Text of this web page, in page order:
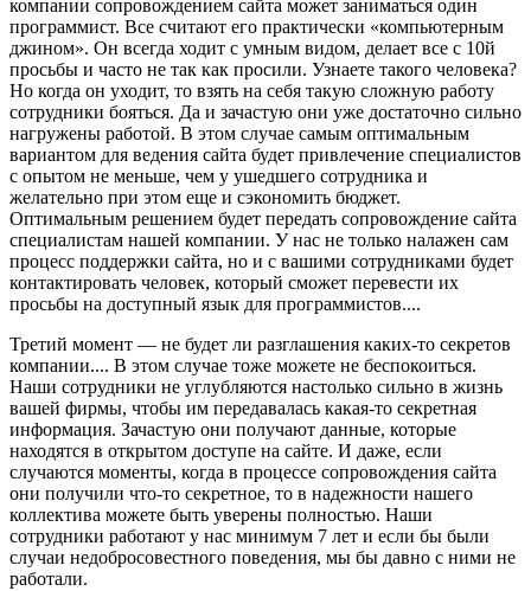
компании сопровождением сайта может заниматься один
программист. Все считают его практически «компьютерным
джином». Он всегда ходит с умным видом, делает все с 10й
просьбы и часто не так как просили. Узнаете такого человека?
Но когда он уходит, то взять на себя такую сложную работу
сотрудники бояться. Да и зачастую они уже достаточно сильно
нагружены работой. В этом случае самым оптимальным
вариантом для ведения сайта будет привлечение специалистов
с опытом не меньше, чем у ушедшего сотрудника и
желательно при этом еще и сэкономить бюджет.
Оптимальным решением будет передать сопровождение сайта
специалистам нашей компании. У нас не только налажен сам
процесс поддержки сайта, но и с вашими сотрудниками будет
контактировать человек, который сможет перевести их
просьбы на доступный язык для программистов....
Третий момент — не будет ли разглашения каких-то секретов
компании.... В этом случае тоже можете не беспокоиться.
Наши сотрудники не углубляются настолько сильно в жизнь
вашей фирмы, чтобы им передавалась какая-то секретная
информация. Зачастую они получают данные, которые
находятся в открытом доступе на сайте. И даже, если
случаются моменты, когда в процессе сопровождения сайта
они получили что-то секретное, то в надежности нашего
коллектива можете быть уверены полностью. Наши
сотрудники работают у нас минимум 7 лет и если бы были
случаи недобросовестного поведения, мы бы давно с ними не
работали.